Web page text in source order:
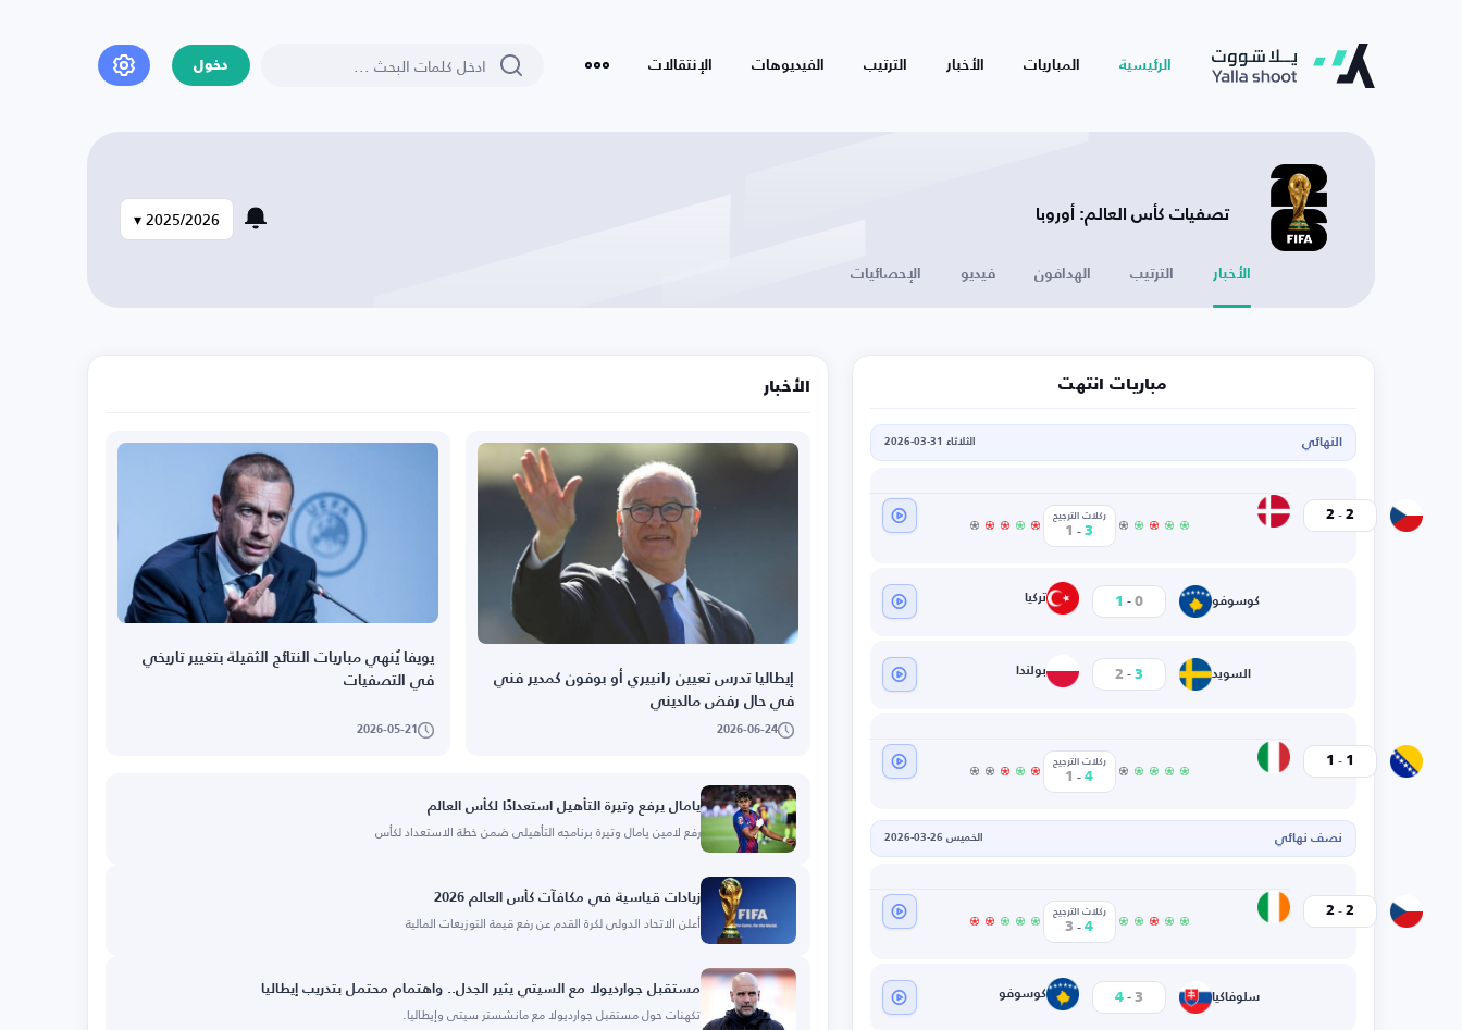
الرئيسية المباريات الأخبار الترتيب الفيديوهات الإنتقالات دخول
تصفيات كأس العالم: أوروبا
الأخبار الترتيب الهدافون فيديو الإحصائيات
2025/2026 ▾
مباريات انتهت
النهائي الثلاثاء 31-03-2026
التشيك 2
-
2 ركلات الترجيح
3
-
1
كوسوفو 0
-
1 تركيا
السويد 3
-
2 بولندا
البوسنة 1
-
1 ركلات الترجيح
4
-
1
نصف نهائي الخميس 26-03-2026
التشيك 2
-
2 ركلات الترجيح
4
-
3
سلوفاكيا 3
-
4 كوسوفو
الأخبار
إيطاليا تدرس تعيين رانييري أو بوفون كمدير فني
في حال رفض مالديني
2026-06-24
يويفا يُنهي مباريات النتائج الثقيلة بتغيير تاريخي
في التصفيات
2026-05-21
يامال يرفع وتيرة التأهيل استعدادًا لكأس العالم
رفع لامين يامال وتيرة برنامجه التأهيلي ضمن خطة الاستعداد لكأس
زيادات قياسية في مكافآت كأس العالم 2026
أعلن الاتحاد الدولي لكرة القدم عن رفع قيمة التوزيعات المالية
مستقبل جوارديولا مع السيتي يثير الجدل.. واهتمام محتمل بتدريب إيطاليا
تكهنات حول مستقبل جوارديولا مع مانشستر سيتي وإيطاليا.